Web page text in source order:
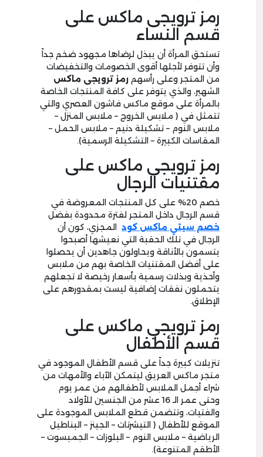
رمز ترويجى ماكس على
قسم النساء
تستحق المرأة أن يبذل لرضاها مجهود ضخم جداً
وأن تتوفر لأجلها أقوى الخصومات والتخفيضات
من المتجر وعلى رأسهم رمز ترويجى ماكس
الشهير، والذي يتوفر على كافة المنتجات الخاصة
بالمرأة على موقع ماكس فاشون العصري والتي
تتمثل في ( ملابس الخروج – ملابس المنزل –
ملابس النوم – تشكيلة دنيم – ملابس الحمل –
المقاسات الكبيرة – التشكيلة الرسمية).
رمز ترويجى ماكس على
مقتنيات الرجال
خصم 20% على كل المنتجات المعروضة في
قسم الرجال داخل المتجر لفترة محدودة بفضل
خصم سيتي ماكس كود المجزي، كون أن
الرجال في تلك الحقبة التي نعيشها أصبحوا
يتسمون بالأناقة ويحاولون جاهدين أن يحصلوا
على أفضل المقتنيات الخاصة بهم من ملابس
وأحذية وبذلات رسمية بأسعار رخيصة لا تجعلهم
يتحملون نفقات إضافية ليست بمقدورهم على
الإطلاق.
رمز ترويجي ماكس على
قسم الأطفال
تنزيلات كبيرة جداً على قسم الأطفال الموجود في
متجر ماكس العريق ليتمكن الآباء والأمهات من
شراء أجمل الملابس لأطفالهم من عمر يوم
وحتى عمر الـ 16 عشر من الجنسين للأولاد
والفتيات، وتتضمن قطع الملابس الموجودة على
الموقع للأطفال ( التيشرتات – الجينز – البناطيل
الرياضية – ملابس النوم – البلوزات – الجمبسوت –
الأطقم المتنوعة).